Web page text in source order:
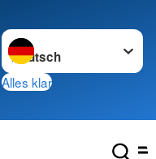
Sprache wechseln zu
Alles klar